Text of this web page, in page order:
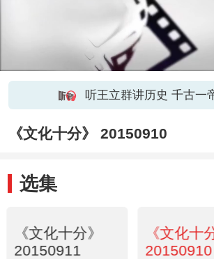
听王立群讲历史 千古一
《文化十分》 20150910
选集
《文化十分》
20150911
《文化十
20150910